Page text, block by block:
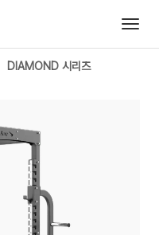
스
DIAMOND 시리즈